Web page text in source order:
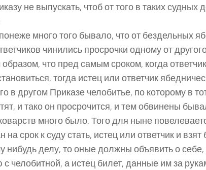
не выпускать, чтоб от того в таких
много того бывало, что от бездельных
чинились просрочки одному от
образом, что пред самым сроком, когда
тогда истец или ответчик
в другом Приказе челобитье, по которому в
и тако он просрочится, и тем обвинены
много было. Того для ныне
на срок к суду стать, истец или ответчик и
нибудь делу, то оные должны объявить о себе,
с челобитной, а истец билет, данные им за